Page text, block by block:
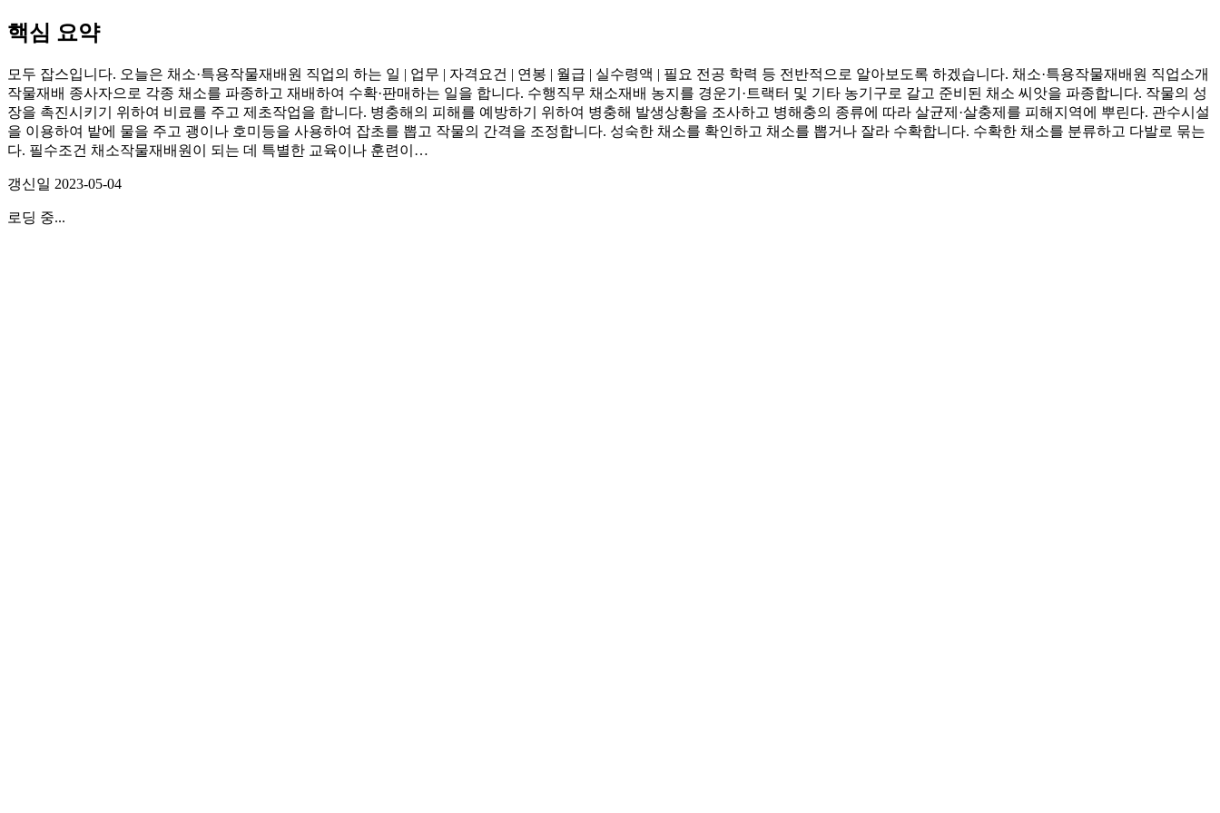
핵심 요약
모두 잡스입니다. 오늘은 채소·특용작물재배원 직업의 하는 일 | 업무 | 자격요건 | 연봉 | 월급 | 실수령액 | 필요 전공 학력 등 전반적으로 알아보도록 하겠습니다. 채소·특용작물재배원 직업소개
작물재배 종사자으로 각종 채소를 파종하고 재배하여 수확·판매하는 일을 합니다. 수행직무 채소재배 농지를 경운기·트랙터 및 기타 농기구로 갈고 준비된 채소 씨앗을 파종합니다. 작물의 성
장을 촉진시키기 위하여 비료를 주고 제초작업을 합니다. 병충해의 피해를 예방하기 위하여 병충해 발생상황을 조사하고 병해충의 종류에 따라 살균제·살충제를 피해지역에 뿌린다. 관수시설
을 이용하여 밭에 물을 주고 괭이나 호미등을 사용하여 잡초를 뽑고 작물의 간격을 조정합니다. 성숙한 채소를 확인하고 채소를 뽑거나 잘라 수확합니다. 수확한 채소를 분류하고 다발로 묶는
다. 필수조건 채소작물재배원이 되는 데 특별한 교육이나 훈련이…
갱신일 2023-05-04
로딩 중...